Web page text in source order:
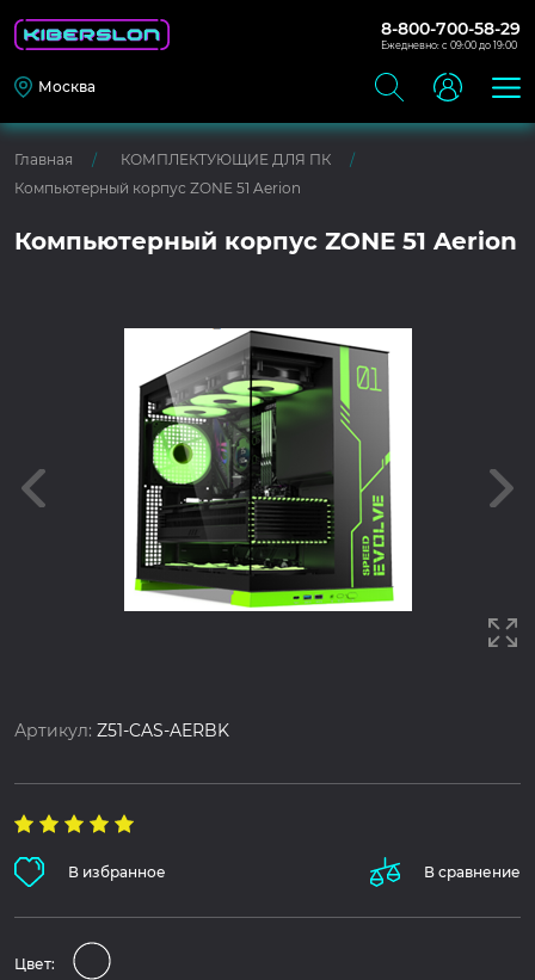
8-800-700-58-29
Ежедневно: с 09:00 до 19:00
Москва
Главная
КОМПЛЕКТУЮЩИЕ ДЛЯ ПК
Компьютерный корпус ZONE 51 Aerion
Компьютерный корпус ZONE 51 Aerion
Артикул:Z51-CAS-AERBK
В избранное В сравнение
Цвет: